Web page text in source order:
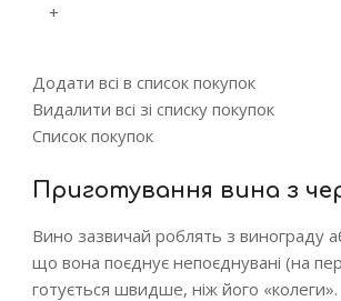
+
Додати всі в список покупок
Видалити всі зі списку покупок
Список покупок
Приготування вина з
Вино зазвичай роблять з винограду
що вона поєднує непоєднувані (на
готується швидше, ніж його «колеги».